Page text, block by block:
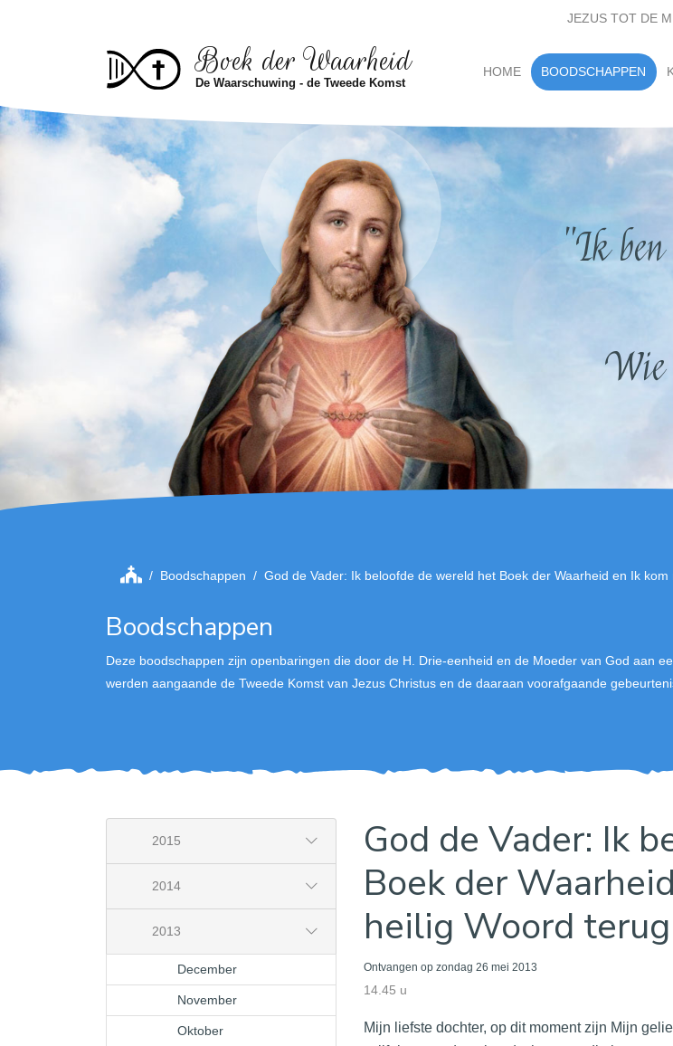
JEZUS TOT DE
Boek der Waarheid
De Waarschuwing - de Tweede Komst
HOME BOODSCHAPPEN
"Ik ben
Wie
Boodschappen God de Vader: Ik beloofde de wereld het Boek der Waarheid en Ik
Boodschappen
Deze boodschappen zijn openbaringen die door de H. Drie-eenheid en de Moeder van God aan
werden aangaande de Tweede Komst van Jezus Christus en de daaraan voorafgaande
2015
2014
2013
December
November
Oktober
God de Vader: Ik
Boek der
heilig Woord terug
Ontvangen op zondag 26 mei 2013
14.45 u
Mijn liefste dochter, op dit moment zijn Mijn